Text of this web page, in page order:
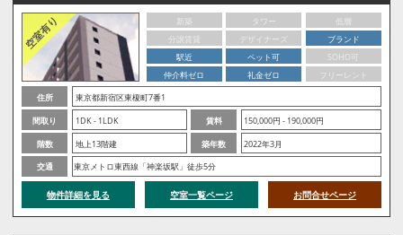
新築 タワー
低層
分譲賃貸
デザイナーズ
ブランド
駅近
ペット可
SOHO可
仲介料ゼロ
礼金ゼロ
フリーレント
住所
東京都新宿区東榎町7番1
間取り
1DK - 1LDK 賃料
150,000円 - 190,000円
階数
地上13階建 築年数
2022年3月
交通
東京メトロ東西線「神楽坂駅」徒歩5分
物件詳細を見る 空室一覧ページ お問合せページ